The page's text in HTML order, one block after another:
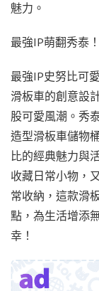
魅力。
最強IP萌翻秀泰
最強IP史努比可
滑板車的創意設
股可愛風潮。秀
造型滑板車儲物
比的經典魅力與
收藏日常小物，
常收納，這款滑
點，為生活增添
幸！